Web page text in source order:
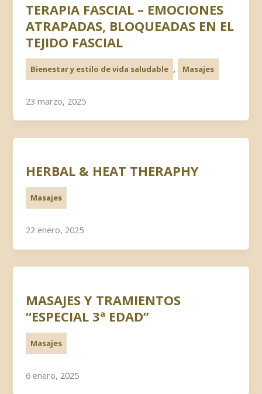
TERAPIA FASCIAL – EMOCIONES
ATRAPADAS, BLOQUEADAS EN EL
TEJIDO FASCIAL
Bienestar y estilo de vida saludable , Masajes
23 marzo, 2025
HERBAL & HEAT THERAPHY
Masajes
22 enero, 2025
MASAJES Y TRAMIENTOS
“ESPECIAL 3ª EDAD”
Masajes
6 enero, 2025